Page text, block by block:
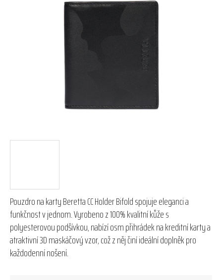
Pouzdro na karty Beretta CC Holder Bifold spojuje eleganci a
funkčnost v jednom. Vyrobeno z 100% kvalitní kůže s
polyesterovou podšívkou, nabízí osm přihrádek na kreditní karty a
atraktivní 3D maskáčový vzor, což z něj činí ideální doplněk pro
každodenní nošení.